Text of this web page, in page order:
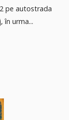
pe autostrada
în urma...